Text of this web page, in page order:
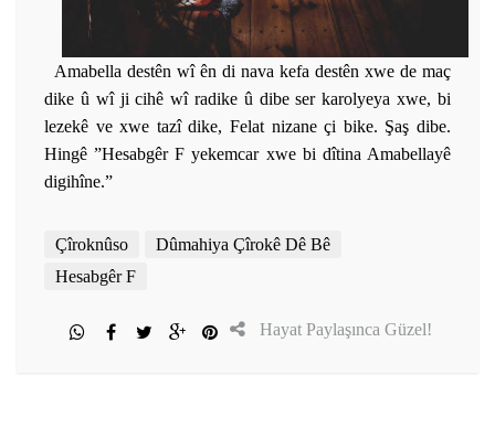
Amabella destên wî ên di nava kefa destên xwe de maç
dike û wî ji cihê wî radike û dibe ser karolyeya xwe, bi
lezekê ve xwe tazî dike, Felat nizane çi bike. Şaş dibe.
Hingê ”Hesabgêr F yekemcar xwe bi dîtina Amabellayê
digihîne.”
Çîroknûso
Dûmahiya Çîrokê Dê Bê
Hesabgêr F
Hayat Paylaşınca Güzel!